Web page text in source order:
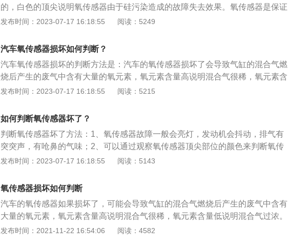
的，白色的顶尖说明氧传感器由于硅污染造成的故障失去效果。氧传感器是保证
产品质量及尾气排放达标的测量元件，其作用是：1、测定发动机燃烧后的排气
感器的清洗方法是：1、拆下氧传感器；2、将氧传感器放到三氯化铁溶液加过量
的盐酸溶液里；3、取出用水冲净，从底部观察载体呈白色即可。
发布时间：2023-07-17 16:18:55 阅读：5249
汽车氧传感器损坏如何判断？
汽车氧传感器损坏的判断方法是：汽车的氧传感器损坏了会导致气缸的混合气燃
烧后产生的废气中含有大量的氧元素，氧元素含量高说明混合气很稀，氧元素含
量低说明混合气过浓。氧传感器是发动机减少排气污染必不可少的部件，混合气
器喷油量的大小，从而控制混合气的空燃比在正常范围内。氧传感器的核心部件
是多孔的ZrO2陶瓷管，管内高浓度的氧分子可以被吸附形成电子，产生电势差。
发布时间：2023-07-17 16:18:55 阅读：5215
如何判断氧传感器坏了？
判断氧传感器坏了方法：1、氧传感器故障一般会亮灯，发动机会抖动，排气有
突突声，有呛鼻的气味；2、可以通过观察氧传感器顶尖部位的颜色来判断氧传
感器是否故障，淡灰色顶尖是氧传感器的正常颜色；3、白色顶尖是由硅污染造
换氧传感器，黑色顶尖是由积碳造成的，在排除发动机积碳故障后，可以自动清
除氧传感器上的积碳。
发布时间：2023-07-17 16:18:55 阅读：5143
氧传感器损坏如何判断
汽车的氧传感器如果损坏了，可能会导致气缸的混合气燃烧后产生的废气中含有
大量的氧元素，氧元素含量高说明混合气很稀，氧元素含量低说明混合气过浓。
氧传感器是发动机减少排气污染必不可少的部件，混合气的空燃比一旦偏离理论
发布时间：2021-11-22 16:54:06 阅读：4582